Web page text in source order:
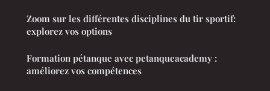
Zoom sur les différentes disciplines du tir sportif:
explorez vos options
Formation pétanque avec petanqueacademy :
améliorez vos compétences